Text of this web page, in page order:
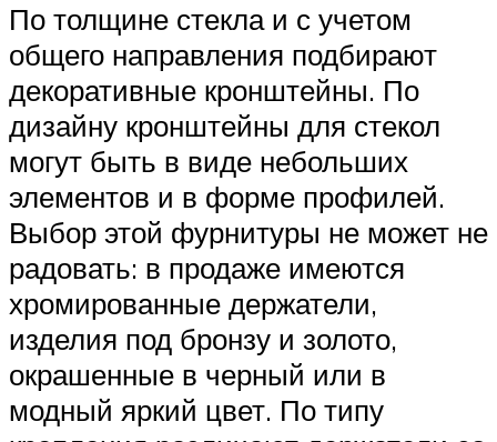
По толщине стекла и с учетом
общего направления подбирают
декоративные кронштейны. По
дизайну кронштейны для стекол
могут быть в виде небольших
элементов и в форме профилей.
Выбор этой фурнитуры не может не
радовать: в продаже имеются
хромированные держатели,
изделия под бронзу и золото,
окрашенные в черный или в
модный яркий цвет. По типу